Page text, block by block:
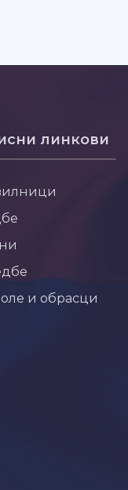
линкови
и обрасци